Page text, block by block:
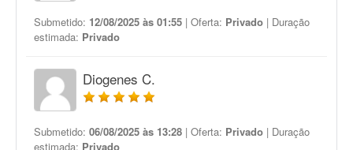
Submetido: 12/08/2025 às 01:55 | Oferta: Privado | Duração
estimada: Privado
Diogenes C.
Submetido: 06/08/2025 às 13:28 | Oferta: Privado | Duração
estimada: Privado